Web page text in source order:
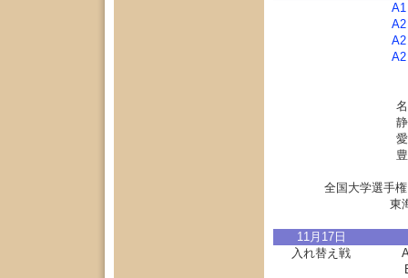
全国大学選手権
東
11月17日
入れ替え戦